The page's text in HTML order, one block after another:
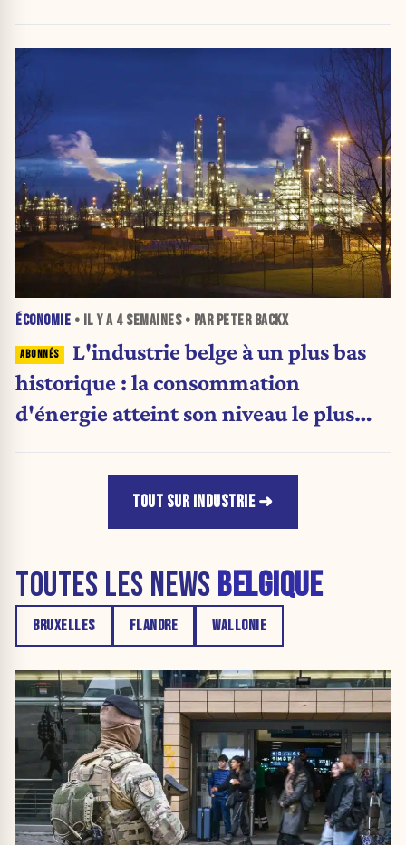
ÉCONOMIE • IL Y A 4 SEMAINES• PAR PETER BACKX
L'industrie belge à un plus bas
historique : la consommation
d'énergie atteint son niveau le plus
TOUT SUR INDUSTRIE
TOUTES LES NEWS BELGIQUE
BRUXELLES FLANDRE WALLONIE